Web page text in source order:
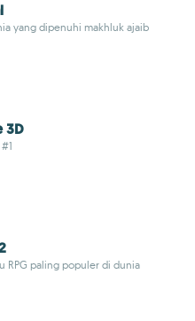
yang dipenuhi makhluk ajaib
3D
RPG paling populer di dunia